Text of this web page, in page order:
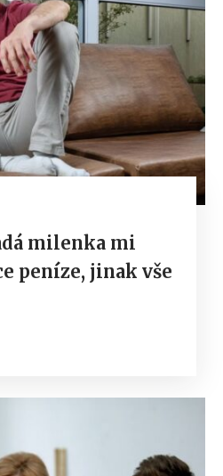
milenka mi
peníze, jinak vše